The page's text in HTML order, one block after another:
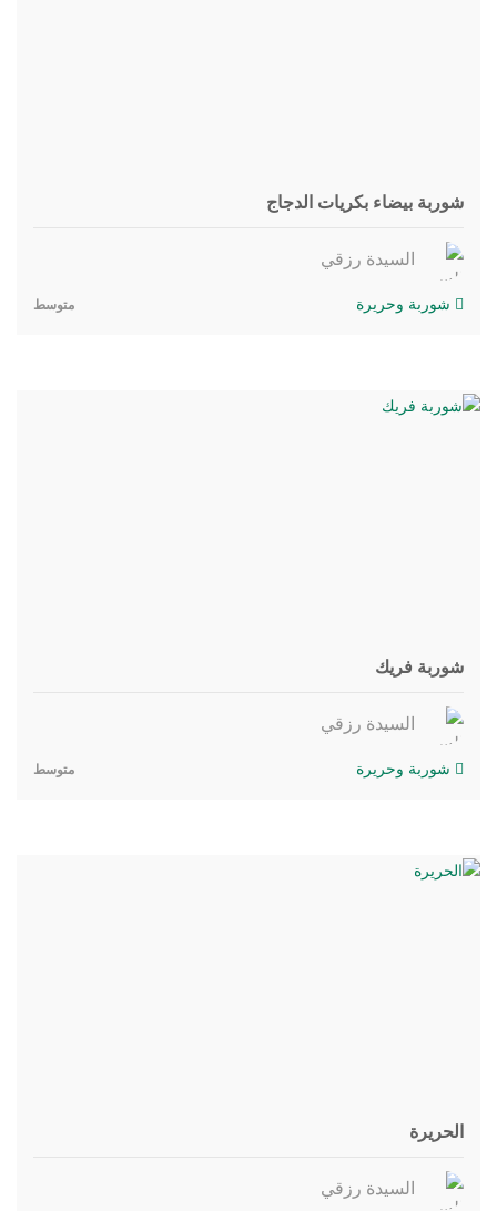
شوربة بيضاء بكريات الدجاج
السيدة رزقي
شوربة وحريرة متوسط
شوربة فريك
السيدة رزقي
شوربة وحريرة متوسط
الحريرة
السيدة رزقي